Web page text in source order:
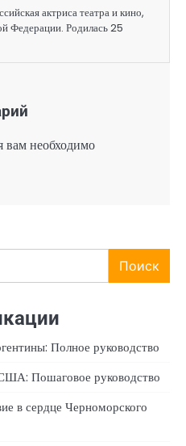
актриса театра и кино,
Федерации. Родилась 25
вам необходимо
Поиск
Полное руководство
Пошаговое руководство
в сердце Черноморского